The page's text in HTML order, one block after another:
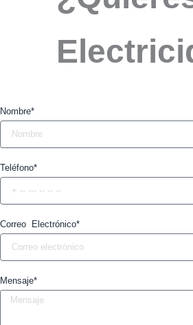
Nombre*
Teléfono*
Correo Electrónico*
Mensaje*